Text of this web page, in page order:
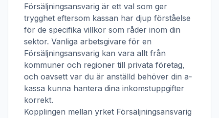
Försäljningsansvarig är ett val som ger
trygghet eftersom kassan har djup förståelse
för de specifika villkor som råder inom din
sektor. Vanliga arbetsgivare för en
Försäljningsansvarig kan vara allt från
kommuner och regioner till privata företag,
och oavsett var du är anställd behöver din a-
kassa kunna hantera dina inkomstuppgifter
korrekt.
Kopplingen mellan yrket Försäljningsansvarig